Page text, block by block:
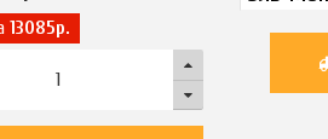
13085р.